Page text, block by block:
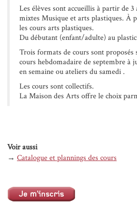
Les élèves sont accueillis à partir de 3
mixtes Musique et arts plastiques. À
les cours arts plastiques.
Du débutant (enfant/adulte) au
Trois formats de cours sont proposés
cours hebdomadaire de septembre à
en semaine ou ateliers du samedi .
Les cours sont collectifs.
La Maison des Arts offre le choix
Voir aussi
→ Catalogue et plannings des cours